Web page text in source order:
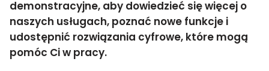
demonstracyjne, aby dowiedzieć się więcej o
naszych usługach, poznać nowe funkcje i
udostępnić rozwiązania cyfrowe, które mogą
pomóc Ci w pracy.